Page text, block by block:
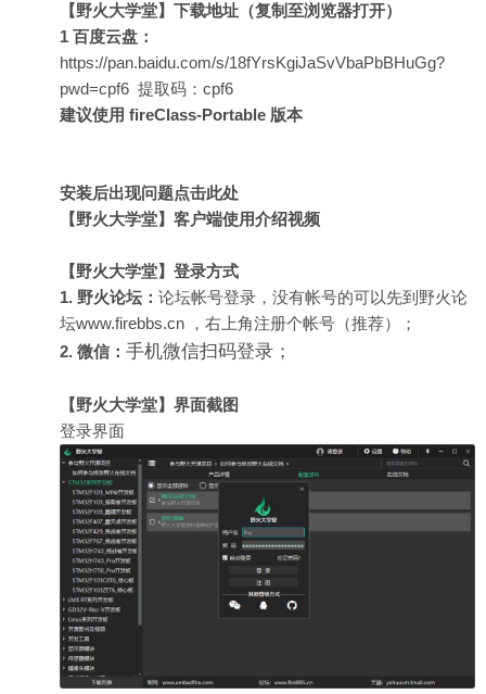
【野火大学堂】下载地址（复制至浏览器打开）
1 百度云盘：
https://pan.baidu.com/s/18fYrsKgiJaSvVbaPbBHuGg?
pwd=cpf6 提取码：cpf6
建议使用 fireClass-Portable 版本
安装后出现问题点击此处
【野火大学堂】客户端使用介绍视频
【野火大学堂】登录方式
1. 野火论坛： 论坛帐号登录，没有帐号的可以先到野火论
坛www.firebbs.cn ，右上角注册个帐号（推荐）；
2. 微信： 手机微信扫码登录；
【野火大学堂】界面截图
登录界面